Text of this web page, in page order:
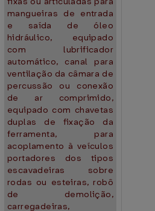
mangueiras de entrada
e saída de óleo
hidráulico, equipado
com lubrificador
automático, canal para
ventilação da câmara de
percussão ou conexão
de ar comprimido,
equipado com chavetas
duplas de fixação da
ferramenta, para
acoplamento à veículos
portadores dos tipos
escavadeiras sobre
rodas ou esteiras, robô
de demolição,
carregadeiras,